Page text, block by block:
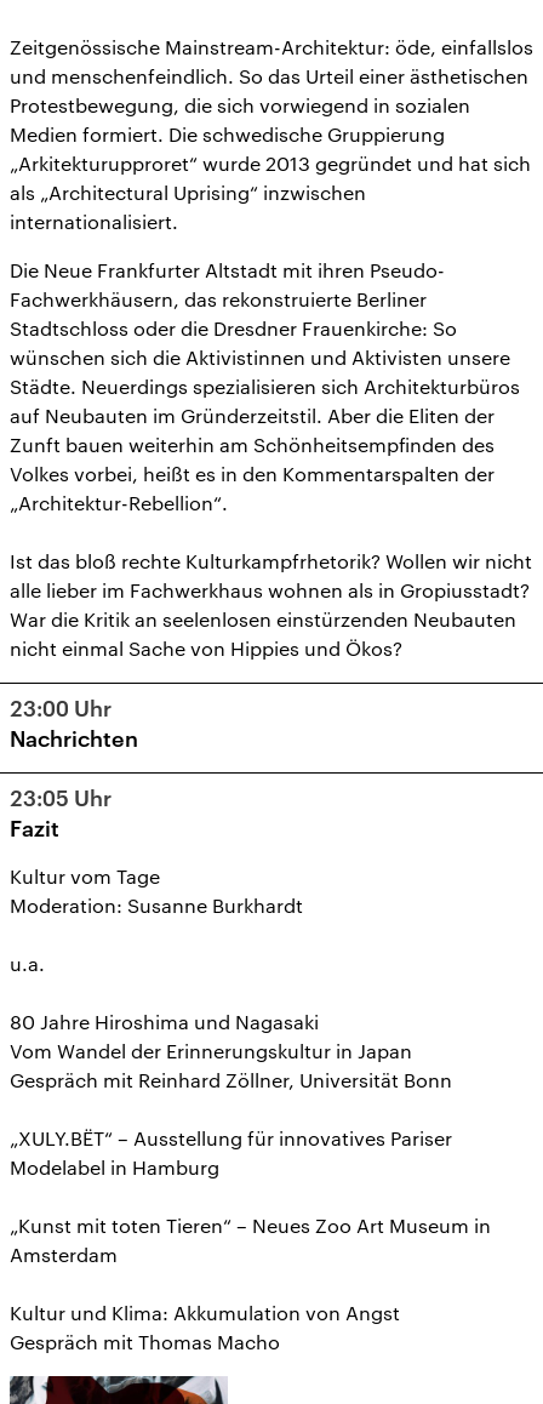
Zeitgenössische Mainstream-Architektur: öde, einfallslos
und menschenfeindlich. So das Urteil einer ästhetischen
Protestbewegung, die sich vorwiegend in sozialen
Medien formiert. Die schwedische Gruppierung
„Arkitekturupproret“ wurde 2013 gegründet und hat sich
als „Architectural Uprising“ inzwischen
internationalisiert.
Die Neue Frankfurter Altstadt mit ihren Pseudo-
Fachwerkhäusern, das rekonstruierte Berliner
Stadtschloss oder die Dresdner Frauenkirche: So
wünschen sich die Aktivistinnen und Aktivisten unsere
Städte. Neuerdings spezialisieren sich Architekturbüros
auf Neubauten im Gründerzeitstil. Aber die Eliten der
Zunft bauen weiterhin am Schönheitsempfinden des
Volkes vorbei, heißt es in den Kommentarspalten der
„Architektur-Rebellion“.
Ist das bloß rechte Kulturkampfrhetorik? Wollen wir nicht
alle lieber im Fachwerkhaus wohnen als in Gropiusstadt?
War die Kritik an seelenlosen einstürzenden Neubauten
nicht einmal Sache von Hippies und Ökos?
23:00 Uhr
Nachrichten
23:05 Uhr
Fazit
Kultur vom Tage
Moderation: Susanne Burkhardt
u.a.
80 Jahre Hiroshima und Nagasaki
Vom Wandel der Erinnerungskultur in Japan
Gespräch mit Reinhard Zöllner, Universität Bonn
„XULY.BËT“ – Ausstellung für innovatives Pariser
Modelabel in Hamburg
„Kunst mit toten Tieren“ – Neues Zoo Art Museum in
Amsterdam
Kultur und Klima: Akkumulation von Angst
Gespräch mit Thomas Macho